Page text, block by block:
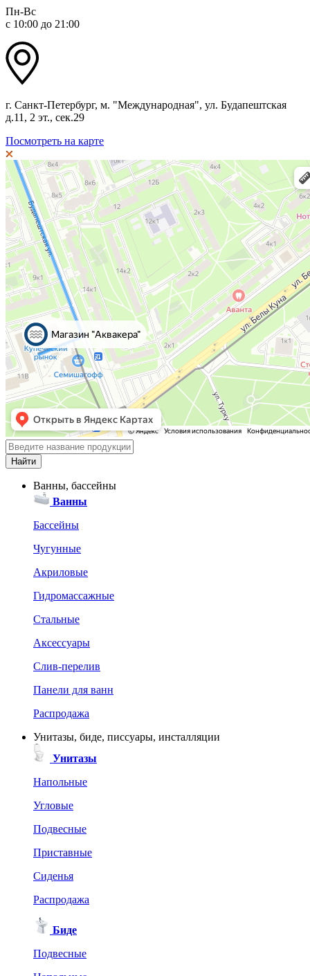
Пн-Вс
с 10:00 до 21:00
г. Санкт-Петербург, м. "Международная", ул. Будапештская
д.11, 2 эт., сек.29
Посмотреть на карте
Ванны, бассейны
Ванны
Бассейны
Чугунные
Акриловые
Гидромассажные
Стальные
Аксессуары
Слив-перелив
Панели для ванн
Распродажа
Унитазы, биде, писсуары, инсталляции
Унитазы
Напольные
Угловые
Подвесные
Приставные
Сиденья
Распродажа
Биде
Подвесные